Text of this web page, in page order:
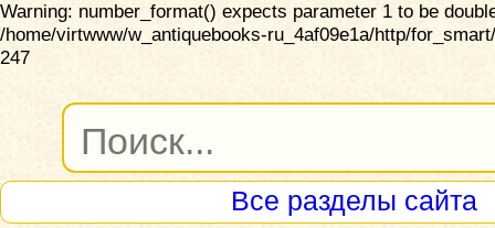
Warning: number_format() expects parameter 1 to be
/home/virtwww/w_antiquebooks-ru_4af09e1a/http/
247
Все разделы сайта